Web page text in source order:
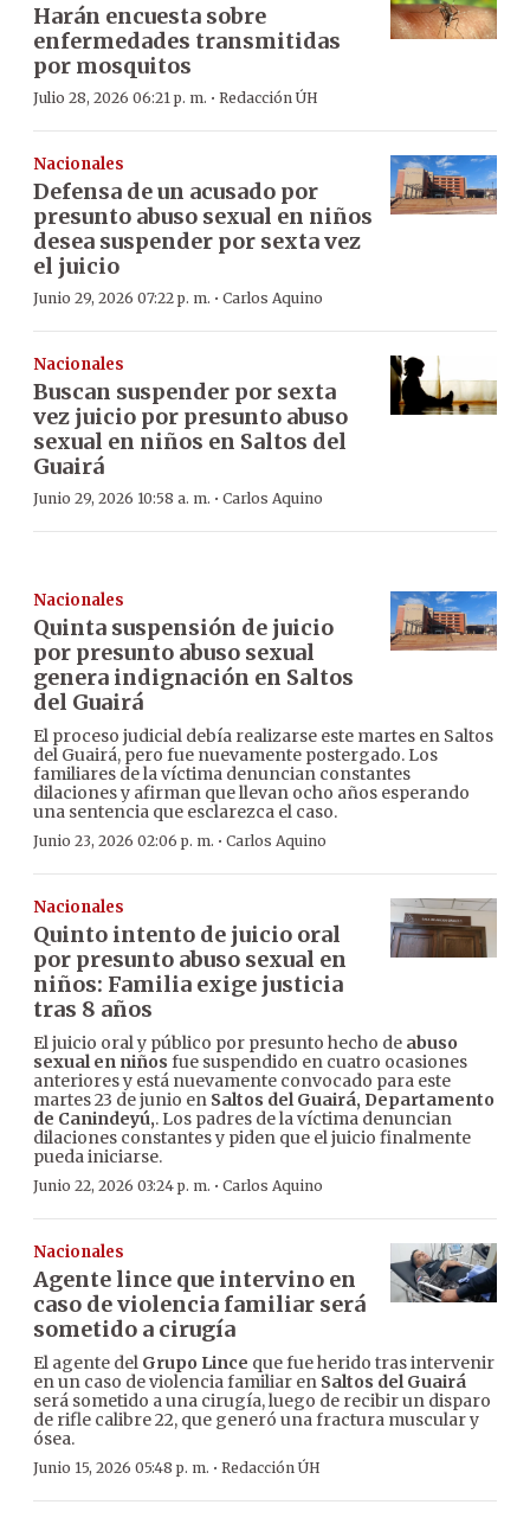
Harán encuesta sobre
enfermedades transmitidas
por mosquitos
Julio 28, 2026 06:21 p. m. · Redacción ÚH
Nacionales
Defensa de un acusado por
presunto abuso sexual en niños
desea suspender por sexta vez
el juicio
Junio 29, 2026 07:22 p. m. · Carlos Aquino
Nacionales
Buscan suspender por sexta
vez juicio por presunto abuso
sexual en niños en Saltos del
Guairá
Junio 29, 2026 10:58 a. m. · Carlos Aquino
Nacionales
Quinta suspensión de juicio
por presunto abuso sexual
genera indignación en Saltos
del Guairá
El proceso judicial debía realizarse este martes en Saltos
del Guairá, pero fue nuevamente postergado. Los
familiares de la víctima denuncian constantes
dilaciones y afirman que llevan ocho años esperando
una sentencia que esclarezca el caso.
Junio 23, 2026 02:06 p. m. · Carlos Aquino
Nacionales
Quinto intento de juicio oral
por presunto abuso sexual en
niños: Familia exige justicia
tras 8 años
El juicio oral y público por presunto hecho de abuso
sexual en niños fue suspendido en cuatro ocasiones
anteriores y está nuevamente convocado para este
martes 23 de junio en Saltos del Guairá, Departamento
de Canindeyú,. Los padres de la víctima denuncian
dilaciones constantes y piden que el juicio finalmente
pueda iniciarse.
Junio 22, 2026 03:24 p. m. · Carlos Aquino
Nacionales
Agente lince que intervino en
caso de violencia familiar será
sometido a cirugía
El agente del Grupo Lince que fue herido tras intervenir
en un caso de violencia familiar en Saltos del Guairá
será sometido a una cirugía, luego de recibir un disparo
de rifle calibre 22, que generó una fractura muscular y
ósea.
Junio 15, 2026 05:48 p. m. · Redacción ÚH